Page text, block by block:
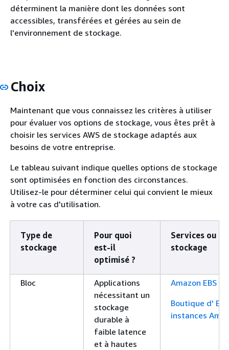
déterminent la manière dont les données sont
accessibles, transférées et gérées au sein de
l'environnement de stockage.
Choix
Maintenant que vous connaissez les critères à utiliser
pour évaluer vos options de stockage, vous êtes prêt à
choisir les services AWS de stockage adaptés aux
besoins de votre entreprise.
Le tableau suivant indique quelles options de stockage
sont optimisées en fonction des circonstances.
Utilisez-le pour déterminer celui qui convient le mieux
à votre cas d'utilisation.
Type de
stockage
Pour quoi
est-il
optimisé ?
Services ou
stockage
Bloc
Applications
nécessitant un
stockage
durable à
faible latence
et à hautes
Amazon EBS
Boutique d'
instances